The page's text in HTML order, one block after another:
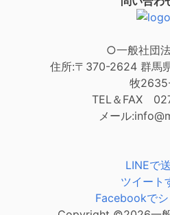
○一般社団法
住所:〒370-2624 群馬
牧
TEL＆FAX
メール
LINEで
ツイート
Facebookでシ